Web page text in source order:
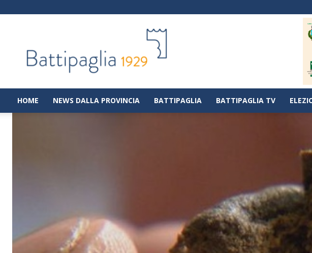
|
Notizie
dalla
città
di
HOME NEWS DALLA PROVINCIA BATTIPAGLIA BATTIPAGLIA TV